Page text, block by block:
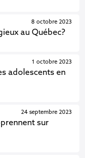
au Québec?
8 octobre 2023
adolescents en
1 octobre 2023
sur
24 septembre 2023